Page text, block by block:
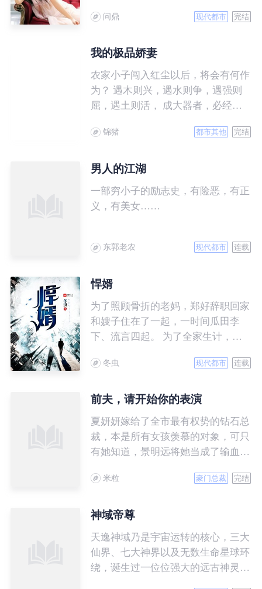
问鼎 现代都市 完结
我的极品娇妻
农家小子闯入红尘以后，将会有何作
为？ 遇木则兴，遇水则争，遇强则
屈，遇土则活， 成大器者，必经重
锦猪 都市其他 完结
男人的江湖
一部穷小子的励志史，有险恶，有正
义，有美女……
东郭老农 现代都市 连载
悍婿
为了照顾骨折的老妈，郑好辞职回家
和嫂子住在了一起，一时间瓜田李
下、流言四起。 为了全家生计，他
并不是花香满路，而是遍布荆棘。
的爱情，谁料女朋友家只接受上门女
了帷幕……
冬虫 现代都市 连载
前夫，请开始你的表演
夏妍妍嫁给了全市最有权势的钻石总
裁，本是所有女孩羡慕的对象，可只
有她知道，景明远将她当成了输血工
妍妍带着离婚协议去找他，却意外流
出代价……
米粒 豪门总裁 完结
神域帝尊
天逸神域乃是宇宙运转的核心，三大
仙界、七大神界以及无数生命星球环
绕，诞生过一位位强大的远古神灵镇